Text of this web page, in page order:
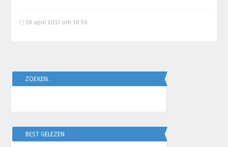
18 april 2017 om 10:59
ZOEKEN..
BEST GELEZEN